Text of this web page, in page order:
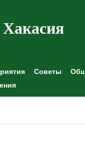
Советы